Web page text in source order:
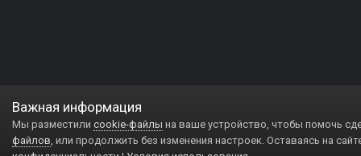
Важная информация
Мы разместили cookie-файлы на ваше устройство, чтобы помочь
файлов, или продолжить без изменения настроек. Оставаясь на